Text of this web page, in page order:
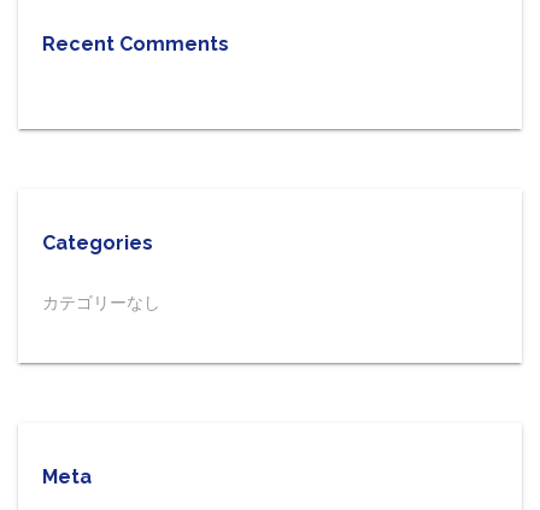
Recent Comments
Categories
カテゴリーなし
Meta